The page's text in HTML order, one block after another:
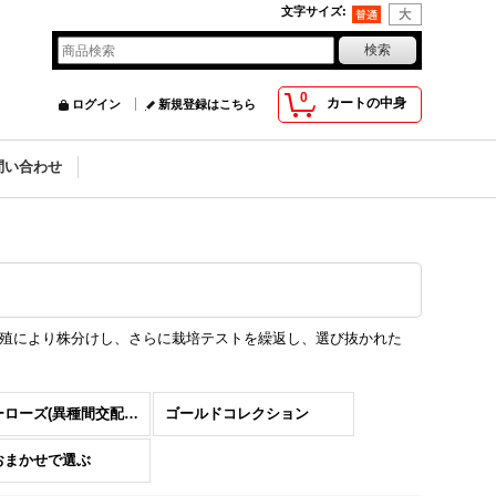
文字サイズ:
0 カートの中身
ログイン 新規登録はこちら
い合わせ
より株分けし、さらに栽培テストを繰返し、選び抜かれた
スノーローズ(異種間交配種） ゴールドコレクション
まかせで選ぶ